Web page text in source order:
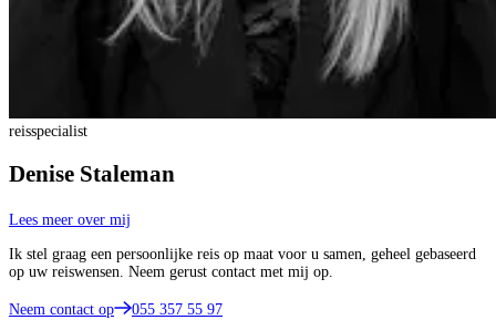
reisspecialist
Denise Staleman
Lees meer over mij
Ik stel graag een persoonlijke reis op maat voor u samen, geheel gebaseerd
op uw reiswensen. Neem gerust contact met mij op.
Neem contact op 055 357 55 97